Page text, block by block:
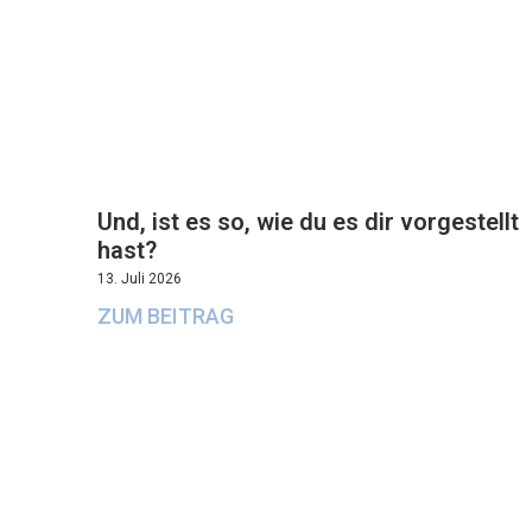
Und, ist es so, wie du es dir vorgestellt
hast?
13. Juli 2026
ZUM BEITRAG